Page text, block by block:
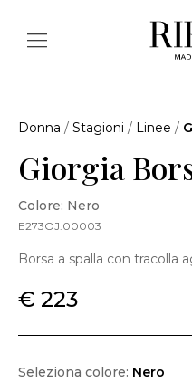
Donna / Stagioni / Linee /
Giorgia
Colore: Nero
E273OJ.00003
Borsa a spalla con tracolla
€ 223
Seleziona colore: Nero